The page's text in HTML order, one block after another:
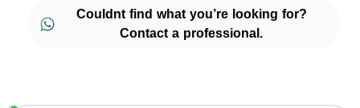
Couldnt find what you’re looking for?
Contact a professional.